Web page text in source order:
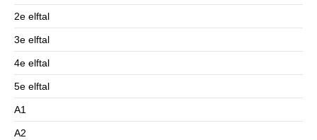
2e elftal
3e elftal
4e elftal
5e elftal
A1
A2